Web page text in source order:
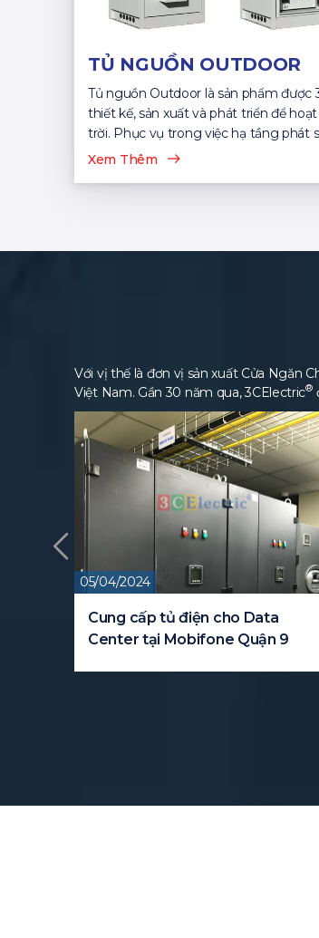
TỦ NGUỒN OUTDOOR
Tủ nguồn Outdoor là sản phẩm được
thiết kế, sản xuất và phát triển để
trời. Phục vụ trong việc hạ tầng phát
nhà mạng viễn thông...
Xem Thêm
Với vị thế là đơn vị sản xuất Cửa Ngăn
Việt Nam. Gần 30 năm qua, 3CElectric®
05/04/2024
Cung cấp tủ điện cho Data
Center tại Mobifone Quận 9